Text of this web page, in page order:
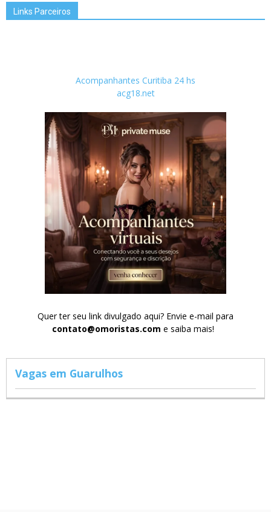
Links Parceiros
Acompanhantes Curitiba 24 hs
acg18.net
Quer ter seu link divulgado aqui? Envie e-mail para
contato@omoristas.com e saiba mais!
Vagas em Guarulhos